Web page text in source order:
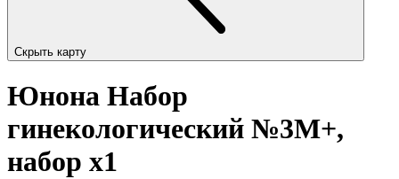
Скрыть карту
Юнона Набор
гинекологический №3М+,
набор x1